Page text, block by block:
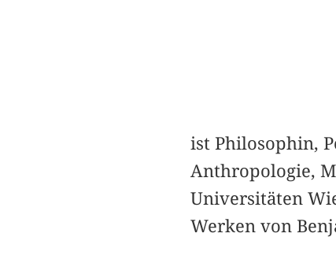
ist Philosophin,
Anthropologie,
Universitäten
Werken von